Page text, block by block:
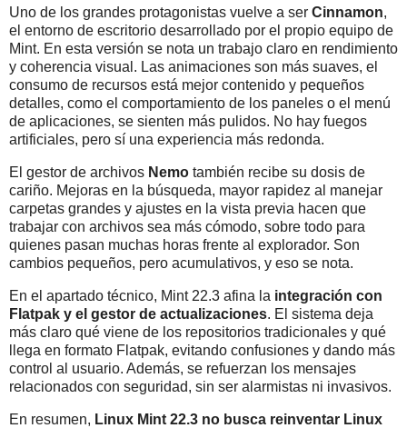
Uno de los grandes protagonistas vuelve a ser Cinnamon,
el entorno de escritorio desarrollado por el propio equipo de
Mint. En esta versión se nota un trabajo claro en rendimiento
y coherencia visual. Las animaciones son más suaves, el
consumo de recursos está mejor contenido y pequeños
detalles, como el comportamiento de los paneles o el menú
de aplicaciones, se sienten más pulidos. No hay fuegos
artificiales, pero sí una experiencia más redonda.
El gestor de archivos Nemo también recibe su dosis de
cariño. Mejoras en la búsqueda, mayor rapidez al manejar
carpetas grandes y ajustes en la vista previa hacen que
trabajar con archivos sea más cómodo, sobre todo para
quienes pasan muchas horas frente al explorador. Son
cambios pequeños, pero acumulativos, y eso se nota.
En el apartado técnico, Mint 22.3 afina la integración con
Flatpak y el gestor de actualizaciones. El sistema deja
más claro qué viene de los repositorios tradicionales y qué
llega en formato Flatpak, evitando confusiones y dando más
control al usuario. Además, se refuerzan los mensajes
relacionados con seguridad, sin ser alarmistas ni invasivos.
En resumen, Linux Mint 22.3 no busca reinventar Linux